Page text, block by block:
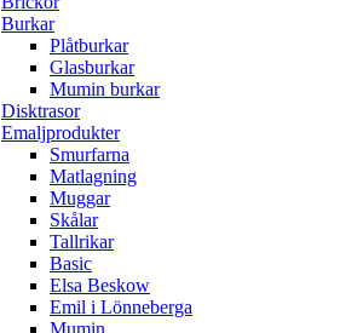
Burkar
Plåtburkar
Glasburkar
Mumin burkar
Disktrasor
Emaljprodukter
Smurfarna
Matlagning
Muggar
Skålar
Tallrikar
Basic
Elsa Beskow
Emil i Lönneberga